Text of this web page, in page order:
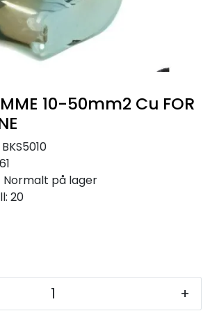
10-50mm2 Cu FOR
BKS5010
Normalt på lager
20
+